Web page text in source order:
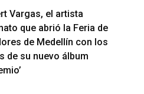
Vargas, el artista
que abrió la Feria de
de Medellín con los
de su nuevo álbum